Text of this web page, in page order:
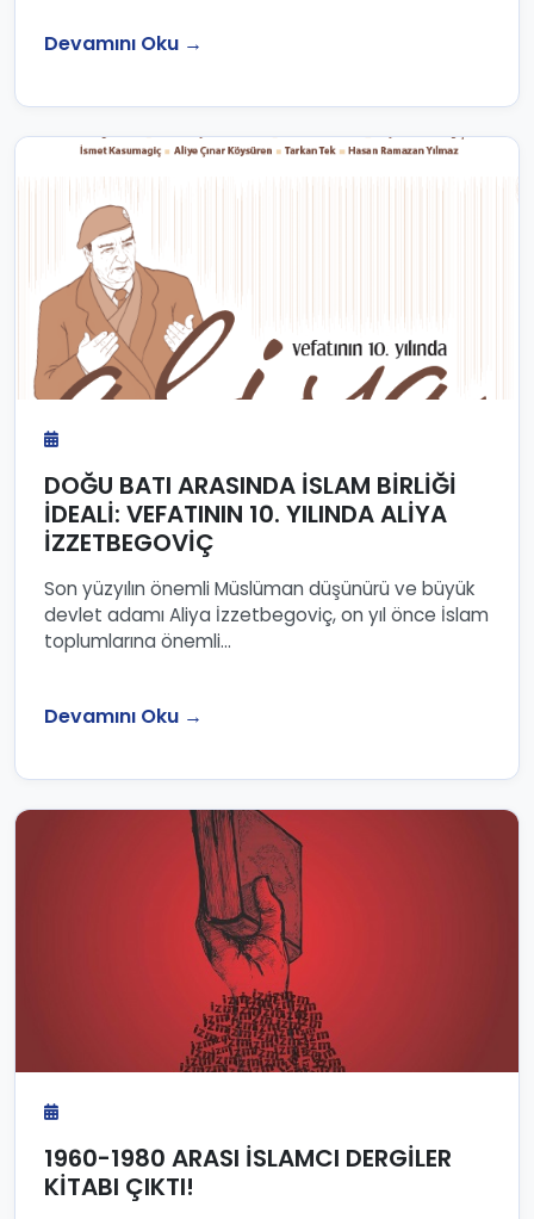
Devamını Oku →
DOĞU BATI ARASINDA İSLAM BİRLİĞİ
İDEALİ: VEFATININ 10. YILINDA ALİYA
İZZETBEGOVİÇ
Son yüzyılın önemli Müslüman düşünürü ve büyük
devlet adamı Aliya İzzetbegoviç, on yıl önce İslam
toplumlarına önemli...
Devamını Oku →
1960-1980 ARASI İSLAMCI DERGİLER
KİTABI ÇIKTI!